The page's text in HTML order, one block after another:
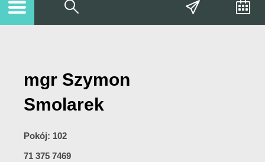
mgr Szymon
Smolarek
Pokój: 102
71 375 7469